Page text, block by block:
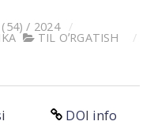
/ 2024
TIL OʼRGАTISH
DOI info